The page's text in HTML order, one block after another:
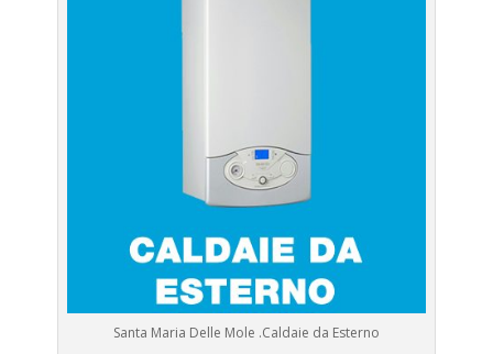
Santa Maria Delle Mole .Caldaie da Esterno